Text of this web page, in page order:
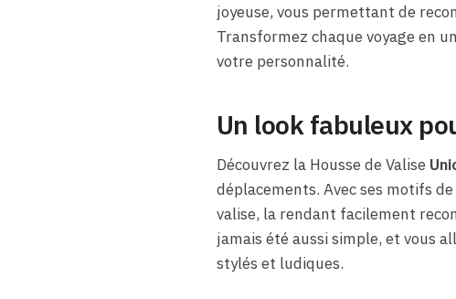
joyeuse, vous permettant de
Transformez chaque voyage en
votre personnalité.
Un look fabuleux
Découvrez la Housse de Valise
déplacements. Avec ses motifs de
valise, la rendant facilement
jamais été aussi simple, et vous
stylés et ludiques.